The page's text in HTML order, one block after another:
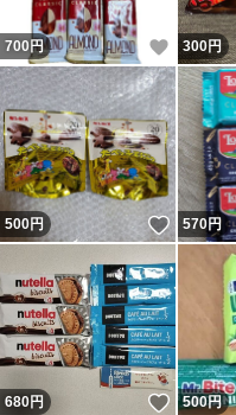
700 円 いいね
300円
500円 いいね
570円
680円 いいね
500円